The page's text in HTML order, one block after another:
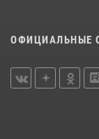
ОФИЦИАЛЬНЫЕ